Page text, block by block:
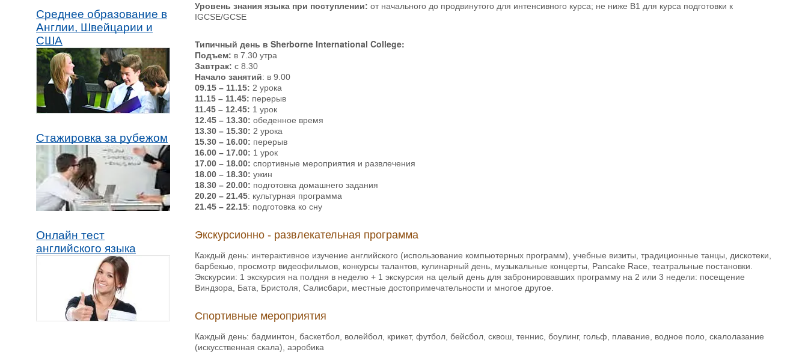
Среднее образование в
Англии, Швейцарии и
США
Стажировка за рубежом
Онлайн тест
английского языка
Уровень знания языка при поступлении: от начального до продвинутого для интенсивного курса; не ниже В1 для курса подготовки к
IGCSE/GCSE
Типичный день в Sherborne International College:
Подъем: в 7.30 утра
Завтрак: с 8.30
Начало занятий: в 9.00
09.15 – 11.15: 2 урока
11.15 – 11.45: перерыв
11.45 – 12.45: 1 урок
12.45 – 13.30: обеденное время
13.30 – 15.30: 2 урока
15.30 – 16.00: перерыв
16.00 – 17.00: 1 урок
17.00 – 18.00: спортивные мероприятия и развлечения
18.00 – 18.30: ужин
18.30 – 20.00: подготовка домашнего задания
20.20 – 21.45: культурная программа
21.45 – 22.15: подготовка ко сну
Экскурсионно - развлекательная программа
Каждый день: интерактивное изучение английского (использование компьютерных программ), учебные визиты, традиционные танцы, дискотеки,
барбекью, просмотр видеофильмов, конкурсы талантов, кулинарный день, музыкальные концерты, Pancake Race, театральные постановки.
Экскурсии: 1 экскурсия на полдня в неделю + 1 экскурсия на целый день для забронировавших программу на 2 или 3 недели: посещение
Виндзора, Бата, Бристоля, Салисбари, местные достопримечательности и многое другое.
Спортивные мероприятия
Каждый день: бадминтон, баскетбол, волейбол, крикет, футбол, бейсбол, сквош, теннис, боулинг, гольф, плавание, водное поло, скалолазание
(искусственная скала), аэробика